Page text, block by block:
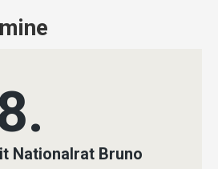
Nationalrat Bruno